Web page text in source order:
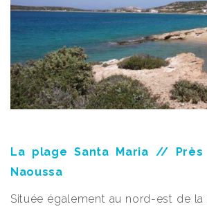
La plage Santa Maria //
Naoussa
Située également au nord-est de la